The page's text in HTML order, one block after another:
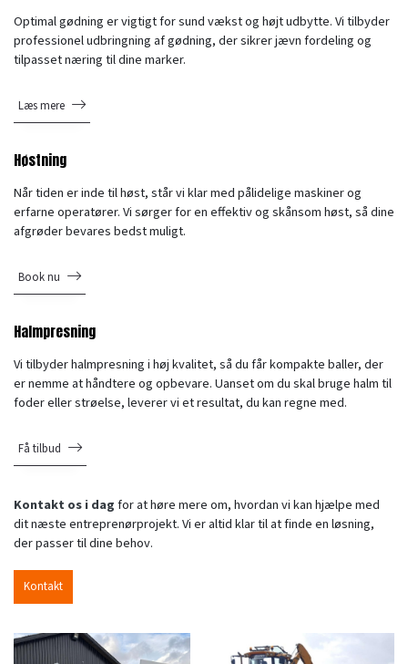
Optimal gødning er vigtigt for sund vækst og højt udbytte. Vi tilbyder
professionel udbringning af gødning, der sikrer jævn fordeling og
tilpasset næring til dine marker.
Læs mere
Høstning
Når tiden er inde til høst, står vi klar med pålidelige maskiner og
erfarne operatører. Vi sørger for en effektiv og skånsom høst, så dine
afgrøder bevares bedst muligt.
Book nu
Halmpresning
Vi tilbyder halmpresning i høj kvalitet, så du får kompakte baller, der
er nemme at håndtere og opbevare. Uanset om du skal bruge halm til
foder eller strøelse, leverer vi et resultat, du kan regne med.
Få tilbud
Kontakt os i dagfor at høre mere om, hvordan vi kan hjælpe med
dit næste entreprenørprojekt. Vi er altid klar til at finde en løsning,
der passer til dine behov.
Kontakt